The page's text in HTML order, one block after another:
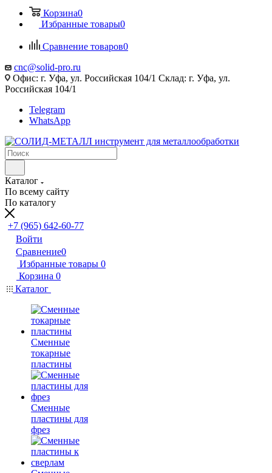
Корзина0
Избранные товары0
Сравнение товаров0
cnc@solid-pro.ru
Офис: г. Уфа, ул. Российская 104/1 Склад: г. Уфа, ул.
Российская 104/1
Telegram
WhatsApp
Каталог
По всему сайту
По каталогу
+7 (965) 642-60-77
Войти
Сравнение0
Избранные товары 0
Корзина 0
Каталог
Сменные
токарные
пластины
Сменные
пластины для
фрез